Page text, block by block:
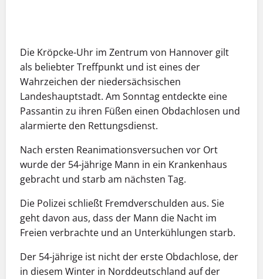
Die Kröpcke-Uhr im Zentrum von Hannover gilt
als beliebter Treffpunkt und ist eines der
Wahrzeichen der niedersächsischen
Landeshauptstadt. Am Sonntag entdeckte eine
Passantin zu ihren Füßen einen Obdachlosen und
alarmierte den Rettungsdienst.
Nach ersten Reanimationsversuchen vor Ort
wurde der 54-jährige Mann in ein Krankenhaus
gebracht und starb am nächsten Tag.
Die Polizei schließt Fremdverschulden aus. Sie
geht davon aus, dass der Mann die Nacht im
Freien verbrachte und an Unterkühlungen starb.
Der 54-jährige ist nicht der erste Obdachlose, der
in diesem Winter in Norddeutschland auf der